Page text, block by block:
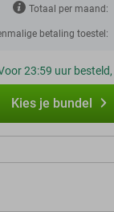
Totaal per maand:
betaling toestel:
23:59 uur besteld,
Kies je bundel